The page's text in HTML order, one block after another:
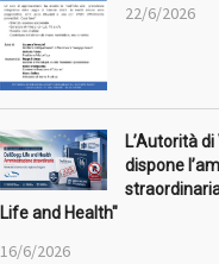
22/6/2026
L’Autorità
dispone
Life and Health"
16/6/2026